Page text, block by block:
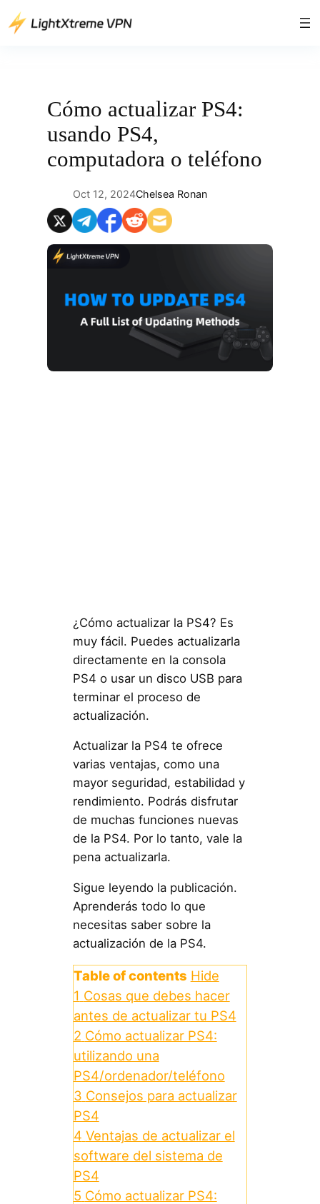
Saltar
Cómo actualizar PS4:
usando PS4,
computadora o teléfono
Oct 12, 2024Chelsea Ronan
¿Cómo actualizar la PS4? Es
muy fácil. Puedes actualizarla
directamente en la consola
PS4 o usar un disco USB para
terminar el proceso de
actualización.
Actualizar la PS4 te ofrece
varias ventajas, como una
mayor seguridad, estabilidad y
rendimiento. Podrás disfrutar
de muchas funciones nuevas
de la PS4. Por lo tanto, vale la
pena actualizarla.
Sigue leyendo la publicación.
Aprenderás todo lo que
necesitas saber sobre la
actualización de la PS4.
Table of contents Hide
1 Cosas que debes hacer
antes de actualizar tu PS4
2 Cómo actualizar PS4:
utilizando una
PS4/ordenador/teléfono
3 Consejos para actualizar
PS4
4 Ventajas de actualizar el
software del sistema de
PS4
5 Cómo actualizar PS4: